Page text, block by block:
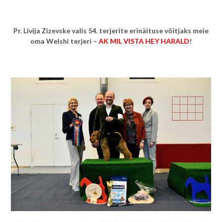
Pr. Livija Zizevske valis 54. terjerite erinäituse võitjaks meie
oma Welshi terjeri – AK MIL VISTA HEY HARALD!